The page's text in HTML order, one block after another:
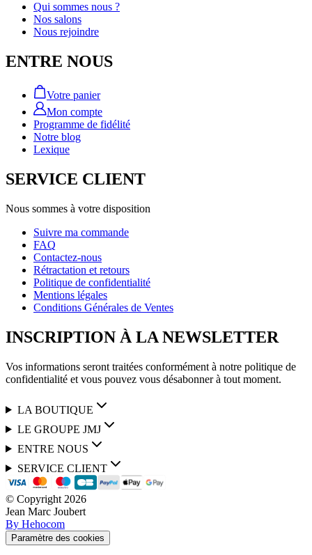
Qui sommes nous ?
Nos salons
Nous rejoindre
ENTRE NOUS
Votre panier
Mon compte
Programme de fidélité
Notre blog
Lexique
SERVICE CLIENT
Nous sommes à votre disposition
Suivre ma commande
FAQ
Contactez-nous
Rétractation et retours
Politique de confidentialité
Mentions légales
Conditions Générales de Ventes
INSCRIPTION À LA NEWSLETTER
Vos informations seront traitées conformément à notre politique de
confidentialité et vous pouvez vous désabonner à tout moment.
LA BOUTIQUE
LE GROUPE JMJ
ENTRE NOUS
SERVICE CLIENT
© Copyright 2026
Jean Marc Joubert
By Hehocom
Paramètre des cookies